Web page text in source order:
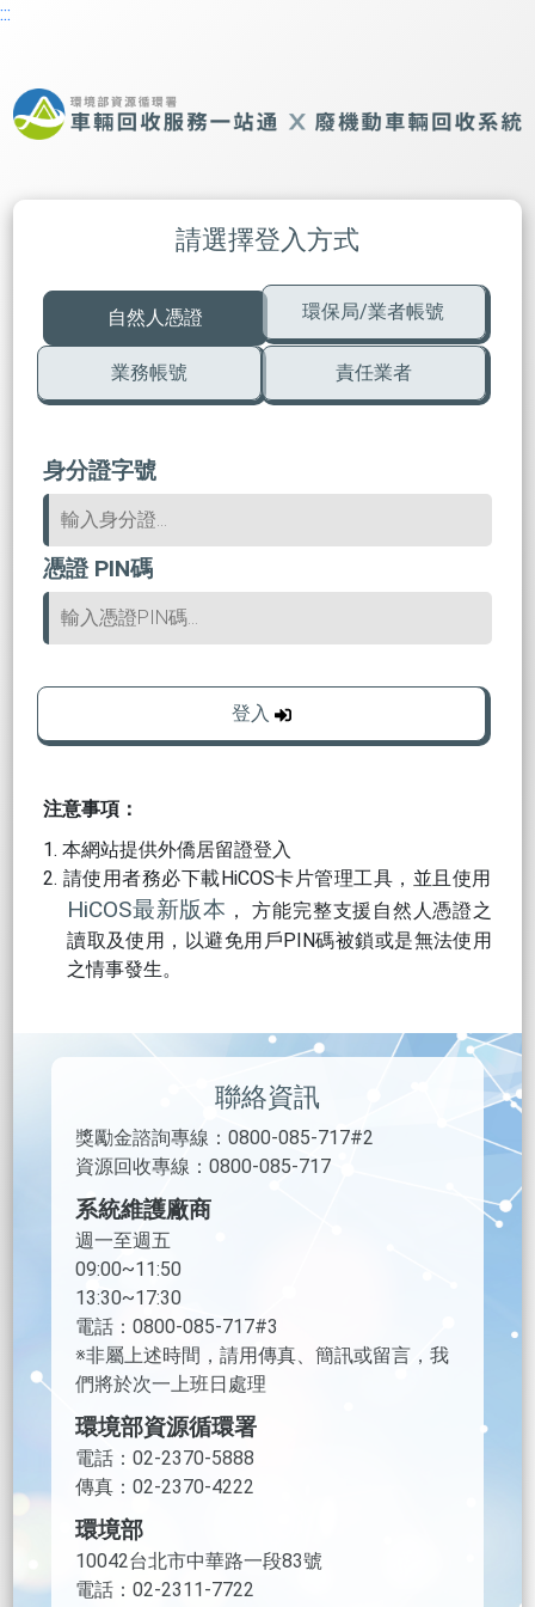
:::
請選擇登入方式
自然人憑證 環保局/業者帳號
業務帳號 責任業者
身分證字號
憑證 PIN碼
登入
注意事項：
本網站提供外僑居留證登入
請使用者務必下載HiCOS卡片管理工具，並且使用
HiCOS最新版本 ， 方能完整支援自然人憑證之
讀取及使用，以避免用戶PIN碼被鎖或是無法使用
之情事發生。
聯絡資訊
獎勵金諮詢專線：0800-085-717#2
資源回收專線：0800-085-717
系統維護廠商
週一至週五
09:00~11:50
13:30~17:30
電話：0800-085-717#3
※非屬上述時間，請用傳真、簡訊或留言，我
們將於次一上班日處理
環境部資源循環署
電話：02-2370-5888
傳真：02-2370-4222
環境部
10042台北市中華路一段83號
電話：02-2311-7722